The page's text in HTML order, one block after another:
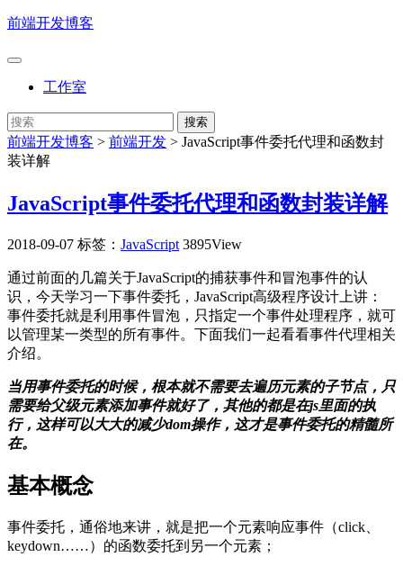
前端开发博客
工作室
前端开发博客 > 前端开发 > JavaScript事件委托代理和函数封
装详解
JavaScript事件委托代理和函数封装详解
2018-09-07 标签： JavaScript 3895View
通过前面的几篇关于JavaScript的捕获事件和冒泡事件的认
识，今天学习一下事件委托，JavaScript高级程序设计上讲：
事件委托就是利用事件冒泡，只指定一个事件处理程序，就可
以管理某一类型的所有事件。下面我们一起看看事件代理相关
介绍。
当用事件委托的时候，根本就不需要去遍历元素的子节点，只
需要给父级元素添加事件就好了，其他的都是在js里面的执
行，这样可以大大的减少dom操作，这才是事件委托的精髓所
在。
基本概念
事件委托，通俗地来讲，就是把一个元素响应事件（click、
keydown……）的函数委托到另一个元素；